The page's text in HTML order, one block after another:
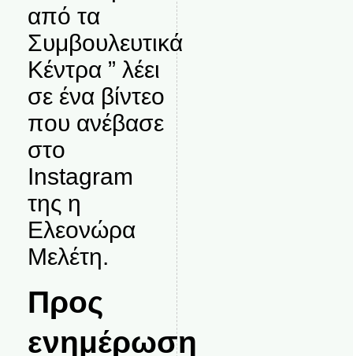
από τα
Συμβουλευτικά
Κέντρα ” λέει
σε ένα βίντεο
που ανέβασε
στο
Instagram
της η
Ελεονώρα
Μελέτη.
Προς
ενημέρωση